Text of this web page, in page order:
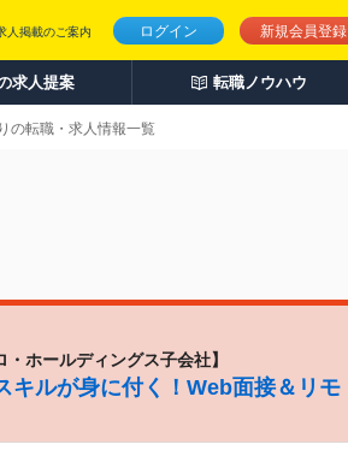
ログイン 新規会員登録
人掲載のご案内
求人提案 転職ノウハウ
の転職・求人情報一覧
ホールディングス子会社】
ルが身に付く！Web面接＆リモ